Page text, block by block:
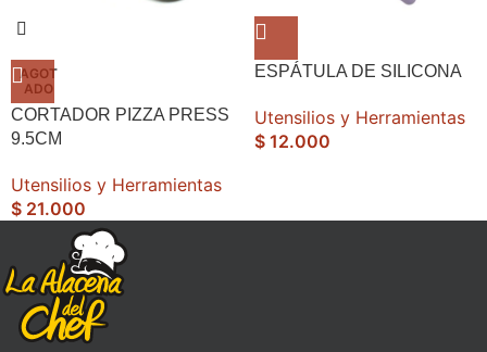
AGOT
ADO
CORTADOR PIZZA PRESS
9.5CM
Utensilios y Herramientas
$ 21.000
ESPÁTULA DE SILICONA
Utensilios y Herramientas
$ 12.000